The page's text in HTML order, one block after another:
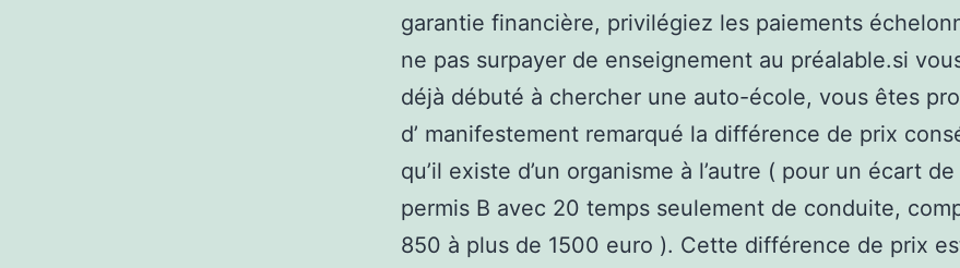
garantie financière, privilégiez les paiements
ne pas surpayer de enseignement au préalable.si
déjà débuté à chercher une auto-école, vous êtes
d’ manifestement remarqué la différence de prix
qu’il existe d’un organisme à l’autre ( pour un écart
permis B avec 20 temps seulement de conduite,
850 à plus de 1500 euro ). Cette différence de prix